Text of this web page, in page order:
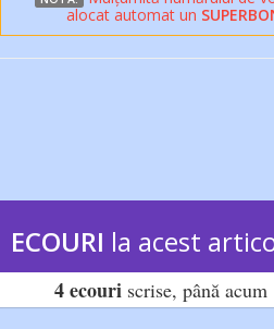
alocat automat un
ECOURI la acest
4 ecouri scrise, până acum